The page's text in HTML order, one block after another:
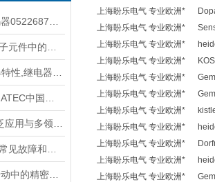
上海盼乐电气 专业欧洲*
上海盼乐电气 专业欧洲*
上海盼乐电气 专业欧洲*
上海盼乐电气 专业欧洲*
上海盼乐电气 专业欧洲*
上海盼乐电气 专业欧洲*
上海盼乐电气 专业欧洲*
上海盼乐电气 专业欧洲*
上海盼乐电气 专业欧洲*
上海盼乐电气 专业欧洲*
上海盼乐电气 专业欧洲*